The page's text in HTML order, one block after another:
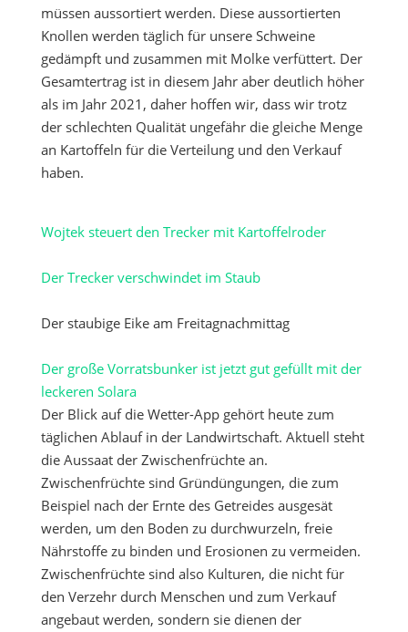
müssen aussortiert werden. Diese aussortierten
Knollen werden täglich für unsere Schweine
gedämpft und zusammen mit Molke verfüttert. Der
Gesamtertrag ist in diesem Jahr aber deutlich höher
als im Jahr 2021, daher hoffen wir, dass wir trotz
der schlechten Qualität ungefähr die gleiche Menge
an Kartoffeln für die Verteilung und den Verkauf
haben.
Wojtek steuert den Trecker mit Kartoffelroder
Der Trecker verschwindet im Staub
Der staubige Eike am Freitagnachmittag
Der große Vorratsbunker ist jetzt gut gefüllt mit der
leckeren Solara
Der Blick auf die Wetter-App gehört heute zum
täglichen Ablauf in der Landwirtschaft. Aktuell steht
die Aussaat der Zwischenfrüchte an.
Zwischenfrüchte sind Gründüngungen, die zum
Beispiel nach der Ernte des Getreides ausgesät
werden, um den Boden zu durchwurzeln, freie
Nährstoffe zu binden und Erosionen zu vermeiden.
Zwischenfrüchte sind also Kulturen, die nicht für
den Verzehr durch Menschen und zum Verkauf
angebaut werden, sondern sie dienen der